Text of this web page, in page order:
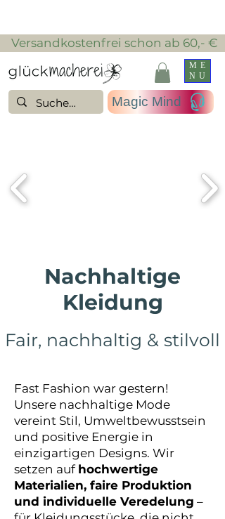
ME
NU
​ Versandkostenfrei schon ab 60,- €
Magic Mind
Nachhaltige
Kleidung
Fair, nachhaltig & stilvoll
Fast Fashion war gestern!
Unsere nachhaltige Mode
vereint Stil, Umweltbewusstsein
und positive Energie in
einzigartigen Designs. Wir
setzen auf hochwertige
Materialien, faire Produktion
und individuelle Veredelung –